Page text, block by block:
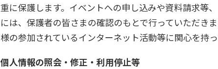
重に保護します。イベントへの申し込みや資料請求等
には、保護者の皆さまの確認のもとで行っていただき
様の参加されているインターネット活動等に関心を持
個人情報の照会・修正・利用停止等